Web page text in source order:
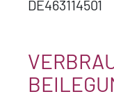
DE463114501